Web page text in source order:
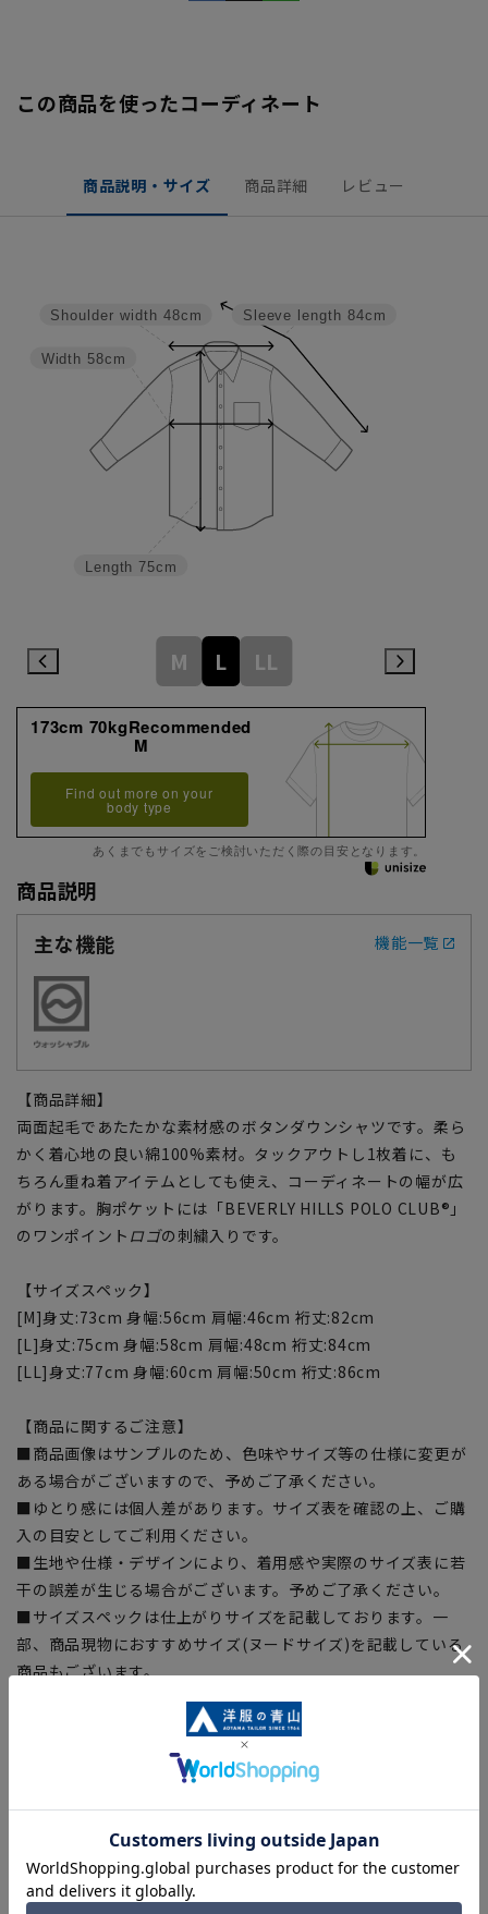
この商品を使ったコーディネート
商品説明・サイズ 商品詳細 レビュー
Sleeve length 84cm
Length 75cm
Width 58cm
Shoulder width 48cm
M L LL
173cm 70kgRecommended
M
Find out more on your
body type
あくまでもサイズをご検討いただく際の目安となります。
商品説明
主な機能
機能一覧
【商品詳細】
両面起毛であたたかな素材感のボタンダウンシャツです。柔ら
かく着心地の良い綿100%素材。タックアウトし1枚着に、も
ちろん重ね着アイテムとしても使え、コーディネートの幅が広
がります。胸ポケットには「BEVERLY HILLS POLO CLUB®」
のワンポイント ロゴの刺繍入りです。
【サイズスペック】
[M]身丈:73cm 身幅:56cm 肩幅:46cm 裄丈:82cm
[L]身丈:75cm 身幅:58cm 肩幅:48cm 裄丈:84cm
[LL]身丈:77cm 身幅:60cm 肩幅:50cm 裄丈:86cm
【商品に関するご注意】
■商品画像はサンプルのため、色味やサイズ等の仕様に変更が
ある場合がございますので、予めご了承ください。
■ゆとり感には個人差があります。サイズ表を確認の上、ご購
入の目安としてご利用ください。
■生地や仕様・デザインにより、着用感や実際のサイズ表に若
干の誤差が生じる場合がございます。予めご了承ください。
■サイズスペックは仕上がりサイズを記載しております。一
部、商品現物におすすめサイズ(ヌードサイズ)を記載している
商品もございます。
■ブラウザやお使いのモニター環境、また撮影時の室内外の光
加減により、実際の商品と掲載画像の色味が異なる場合がござ
■店舗や各モールサイトと商品在庫を共有しております関係
上、ご注文いただいたタイミングにより欠品が発生し、ご注文
を完了できない場合がございます。予めご了承ください。
■お急ぎ発送のご注文につきましても、ご注文のタイミングに
よってはお急ぎ発送サービスを選択できない場合がございま